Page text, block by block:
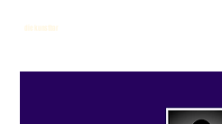
die kunstbar